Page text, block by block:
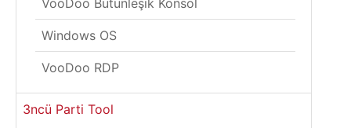
VooDoo Bütünleşik Konsol
Windows OS
VooDoo RDP
3ncü Parti Tool